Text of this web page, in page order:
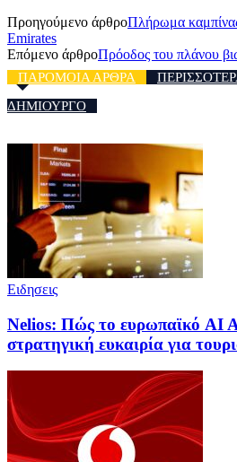
Προηγούμενο άρθροΠλήρωμα
Emirates
Επόμενο άρθροΠρόοδος του πλάνου
ΠΑΡΟΜΟΙΑ ΑΡΘΡΑ
ΔΗΜΙΟΥΡΓΟ
Ειδησεις
Nelios: Πώς το ευρωπαϊκό AI
στρατηγική ευκαιρία για